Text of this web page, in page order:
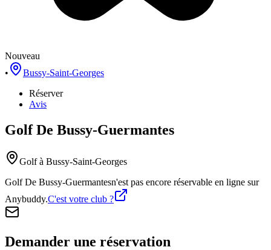
Nouveau
•
Bussy-Saint-Georges
Réserver
Avis
Golf De Bussy-Guermantes
Golfà Bussy-Saint-Georges
Golf De Bussy-Guermantesn'est pas encore réservable en ligne sur
Anybuddy.C'est votre club ?
Demander une réservation